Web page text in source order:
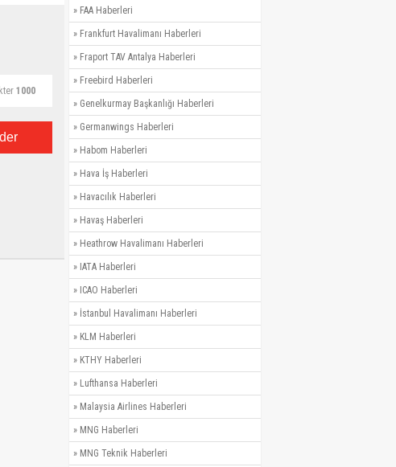
1000
» FAA Haberleri
» Frankfurt Havalimanı Haberleri
» Fraport TAV Antalya Haberleri
» Freebird Haberleri
» Genelkurmay Başkanlığı Haberleri
» Germanwings Haberleri
» Habom Haberleri
» Hava İş Haberleri
» Havacılık Haberleri
» Havaş Haberleri
» Heathrow Havalimanı Haberleri
» IATA Haberleri
» ICAO Haberleri
» İstanbul Havalimanı Haberleri
» KLM Haberleri
» KTHY Haberleri
» Lufthansa Haberleri
» Malaysia Airlines Haberleri
» MNG Haberleri
» MNG Teknik Haberleri